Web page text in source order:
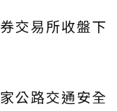
交易所收盤下
公路交通安全